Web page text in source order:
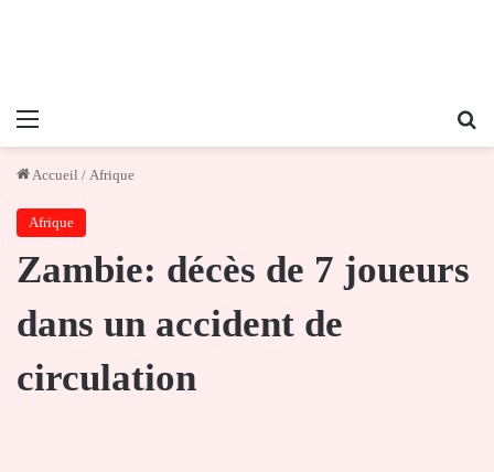
Menu
Accueil / Afrique
Afrique
Zambie: décès de 7 joueurs
dans un accident de
circulation